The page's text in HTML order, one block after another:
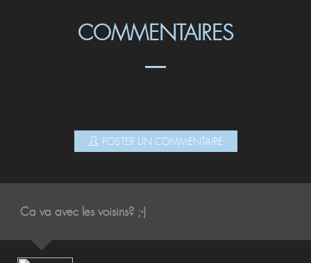
COMMENTAIRES
POSTER UN COMMENTAIRE
Ca va avec les voisins? ;-)